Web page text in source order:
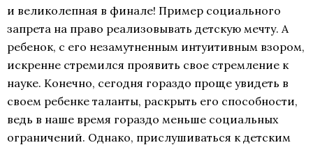
и великолепная в финале! Пример социального
запрета на право реализовывать детскую мечту. А
ребенок, с его незамутненным интуитивным взором,
искренне стремился проявить свое стремление к
науке. Конечно, сегодня гораздо проще увидеть в
своем ребенке таланты, раскрыть его способности,
ведь в наше время гораздо меньше социальных
ограничений. Однако, прислушиваться к детским